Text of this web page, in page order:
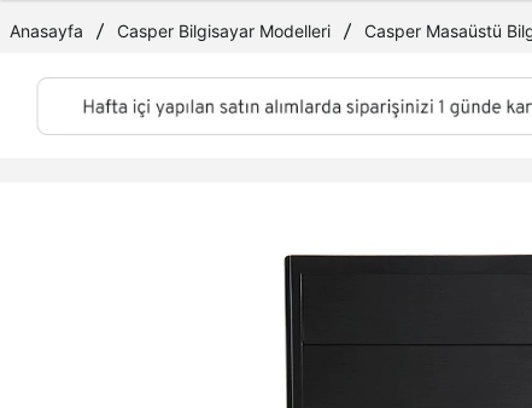
Anasayfa Casper Bilgisayar Modelleri Casper Masaüstü